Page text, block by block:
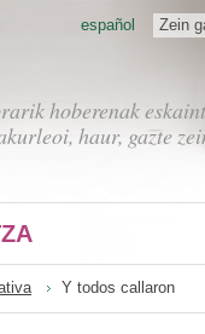
hoberenak
haur, gazte
Zein
español
Y todos callaron